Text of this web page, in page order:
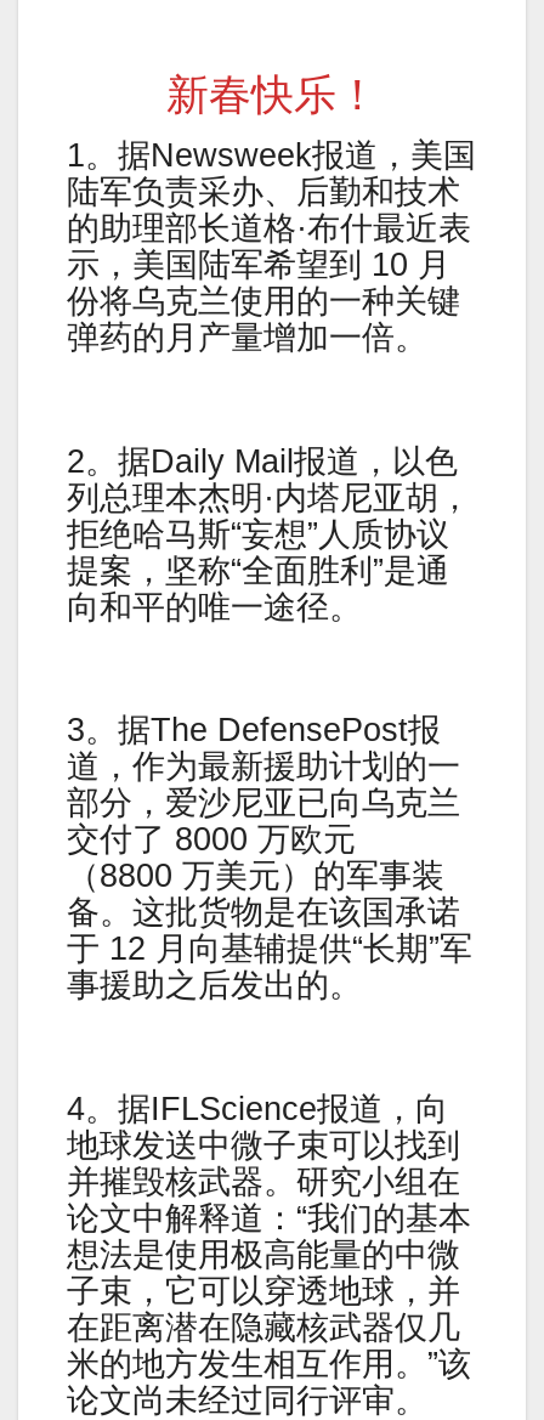
新春快乐！
1。据Newsweek报道，美国
陆军负责采办、后勤和技术
的助理部长道格·布什最近表
示，美国陆军希望到 10 月
份将乌克兰使用的一种关键
弹药的月产量增加一倍。
2。据Daily Mail报道，以色
列总理本杰明·内塔尼亚胡，
拒绝哈马斯“妄想”人质协议
提案，坚称“全面胜利”是通
向和平的唯一途径。
3。据The DefensePost报
道，作为最新援助计划的一
部分，爱沙尼亚已向乌克兰
交付了 8000 万欧元
（8800 万美元）的军事装
备。这批货物是在该国承诺
于 12 月向基辅提供“长期”军
事援助之后发出的。
4。据IFLScience报道，向
地球发送中微子束可以找到
并摧毁核武器。研究小组在
论文中解释道：“我们的基本
想法是使用极高能量的中微
子束，它可以穿透地球，并
在距离潜在隐藏核武器仅几
米的地方发生相互作用。”该
论文尚未经过同行评审。